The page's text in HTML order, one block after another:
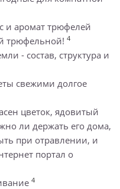
и аромат трюфелей
трюфельной! 4
- состав, структура и
свежими долгое
цветок, ядовитый
ли держать его дома,
при отравлении, и
портал о
4